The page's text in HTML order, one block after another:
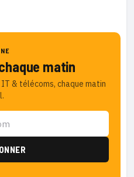
matin
& télécoms, chaque matin